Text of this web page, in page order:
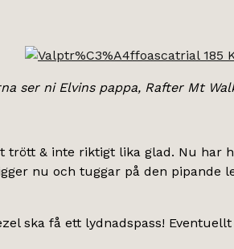
ser ni Elvins pappa, Rafter Mt
trött & inte riktigt lika glad. Nu
nu och tuggar på den pipande
ska få ett lydnadspass!